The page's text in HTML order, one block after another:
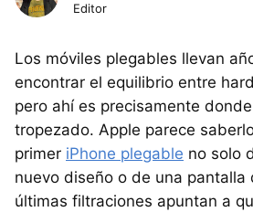
Editor
Los móviles plegables llevan
encontrar el equilibrio entre
pero ahí es precisamente
tropezado. Apple parece
primer iPhone plegable no solo
nuevo diseño o de una pantalla
últimas filtraciones apuntan a